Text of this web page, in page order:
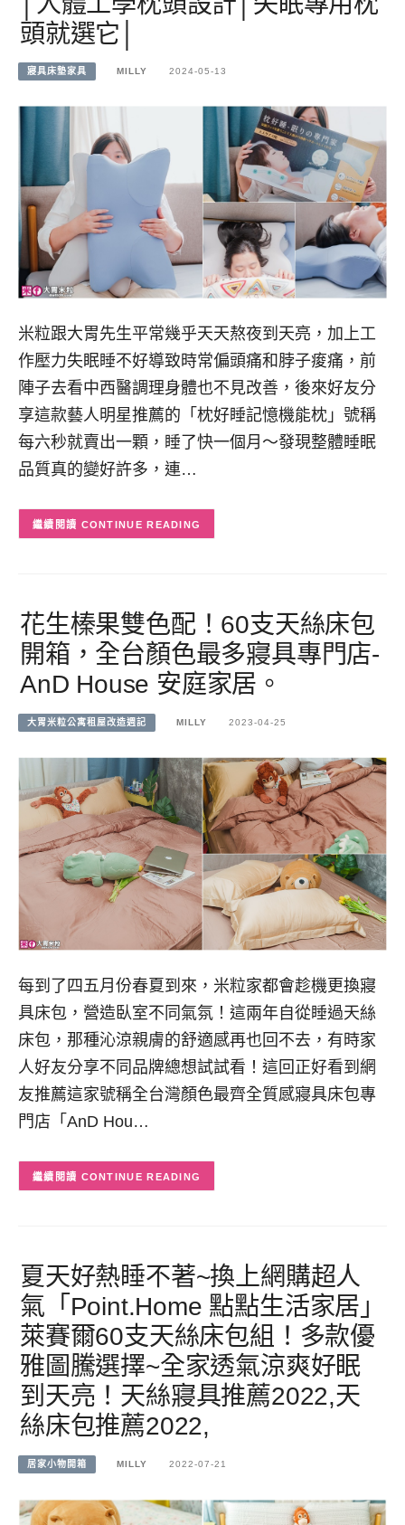
頭就選它│
寢具床墊家具 MILLY 2024-05-13
米粒跟大胃先生平常幾乎天天熬夜到天亮，加上工
作壓力失眠睡不好導致時常偏頭痛和脖子痠痛，前
陣子去看中西醫調理身體也不見改善，後來好友分
享這款藝人明星推薦的「枕好睡記憶機能枕」號稱
每六秒就賣出一顆，睡了快一個月～發現整體睡眠
品質真的變好許多，連…
CONTINUE READING
花生榛果雙色配！60支天絲床包
開箱，全台顏色最多寢具專門店-
AnD House 安庭家居。
大胃米粒公寓租屋改造週記 MILLY 2023-04-25
每到了四五月份春夏到來，米粒家都會趁機更換寢
具床包，營造臥室不同氣氛！這兩年自從睡過天絲
床包，那種沁涼親膚的舒適感再也回不去，有時家
人好友分享不同品牌總想試試看！這回正好看到網
友推薦這家號稱全台灣顏色最齊全質感寢具床包專
門店「AnD Hou…
CONTINUE READING
夏天好熱睡不著~換上網購超人
氣「Point.Home 點點生活家居」
萊賽爾60支天絲床包組！多款優
雅圖騰選擇~全家透氣涼爽好眠
到天亮！天絲寢具推薦2022,天
絲床包推薦2022,
居家小物開箱 MILLY 2022-07-21